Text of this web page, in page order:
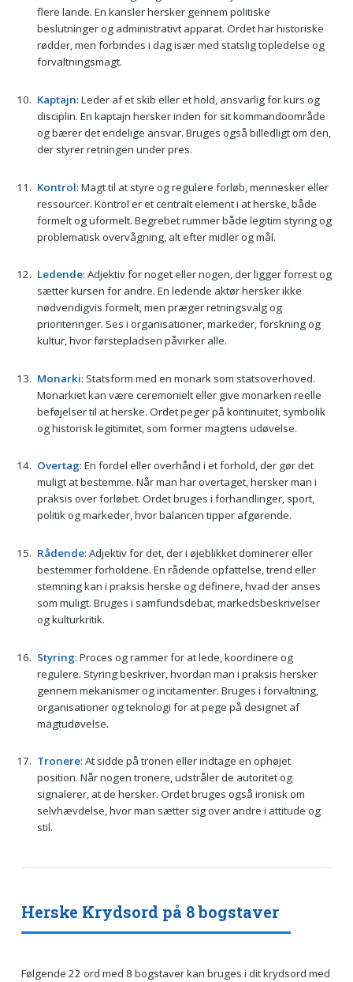
flere lande. En kansler hersker gennem politiske
beslutninger og administrativt apparat. Ordet har historiske
rødder, men forbindes i dag især med statslig topledelse og
forvaltningsmagt.
Kaptajn: Leder af et skib eller et hold, ansvarlig for kurs og
disciplin. En kaptajn hersker inden for sit kommandoområde
og bærer det endelige ansvar. Bruges også billedligt om den,
der styrer retningen under pres.
Kontrol: Magt til at styre og regulere forløb, mennesker eller
ressourcer. Kontrol er et centralt element i at herske, både
formelt og uformelt. Begrebet rummer både legitim styring og
problematisk overvågning, alt efter midler og mål.
Ledende: Adjektiv for noget eller nogen, der ligger forrest og
sætter kursen for andre. En ledende aktør hersker ikke
nødvendigvis formelt, men præger retningsvalg og
prioriteringer. Ses i organisationer, markeder, forskning og
kultur, hvor førstepladsen påvirker alle.
Monarki: Statsform med en monark som statsoverhoved.
Monarkiet kan være ceremonielt eller give monarken reelle
beføjelser til at herske. Ordet peger på kontinuitet, symbolik
og historisk legitimitet, som former magtens udøvelse.
Overtag: En fordel eller overhånd i et forhold, der gør det
muligt at bestemme. Når man har overtaget, hersker man i
praksis over forløbet. Ordet bruges i forhandlinger, sport,
politik og markeder, hvor balancen tipper afgørende.
Rådende: Adjektiv for det, der i øjeblikket dominerer eller
bestemmer forholdene. En rådende opfattelse, trend eller
stemning kan i praksis herske og definere, hvad der anses
som muligt. Bruges i samfundsdebat, markedsbeskrivelser
og kulturkritik.
Styring: Proces og rammer for at lede, koordinere og
regulere. Styring beskriver, hvordan man i praksis hersker
gennem mekanismer og incitamenter. Bruges i forvaltning,
organisationer og teknologi for at pege på designet af
magtudøvelse.
Tronere: At sidde på tronen eller indtage en ophøjet
position. Når nogen tronere, udstråler de autoritet og
signalerer, at de hersker. Ordet bruges også ironisk om
selvhævdelse, hvor man sætter sig over andre i attitude og
stil.
Herske Krydsord på 8 bogstaver
Følgende 22 ord med 8 bogstaver kan bruges i dit krydsord med